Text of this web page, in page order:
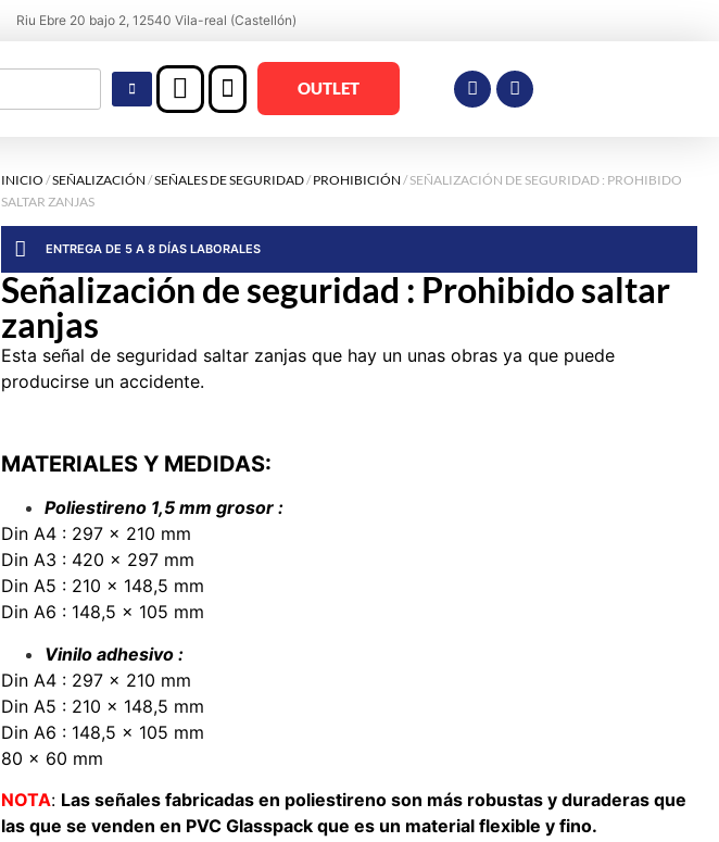
Riu Ebre 20 bajo 2, 12540 Vila-real (Castellón)
OUTLET
INICIO /SEÑALIZACIÓN /SEÑALES DE SEGURIDAD/PROHIBICIÓN / SEÑALIZACIÓN DE SEGURIDAD : PROHIBIDO
SALTAR ZANJAS
ENTREGA DE 5 A 8 DÍAS LABORALES
Señalización de seguridad : Prohibido saltar
zanjas
Esta señal de seguridad saltar zanjas que hay un unas obras ya que puede
producirse un accidente.
MATERIALES Y MEDIDAS:
Poliestireno 1,5 mm grosor :
Din A4 : 297 x 210 mm
Din A3 : 420 x 297 mm
Din A5 : 210 x 148,5 mm
Din A6 : 148,5 x 105 mm
Vinilo adhesivo :
Din A4 : 297 x 210 mm
Din A5 : 210 x 148,5 mm
Din A6 : 148,5 x 105 mm
80 x 60 mm
NOTA: Las señales fabricadas en poliestireno son más robustas y duraderas que
las que se venden en PVC Glasspack que es un material flexible y fino.